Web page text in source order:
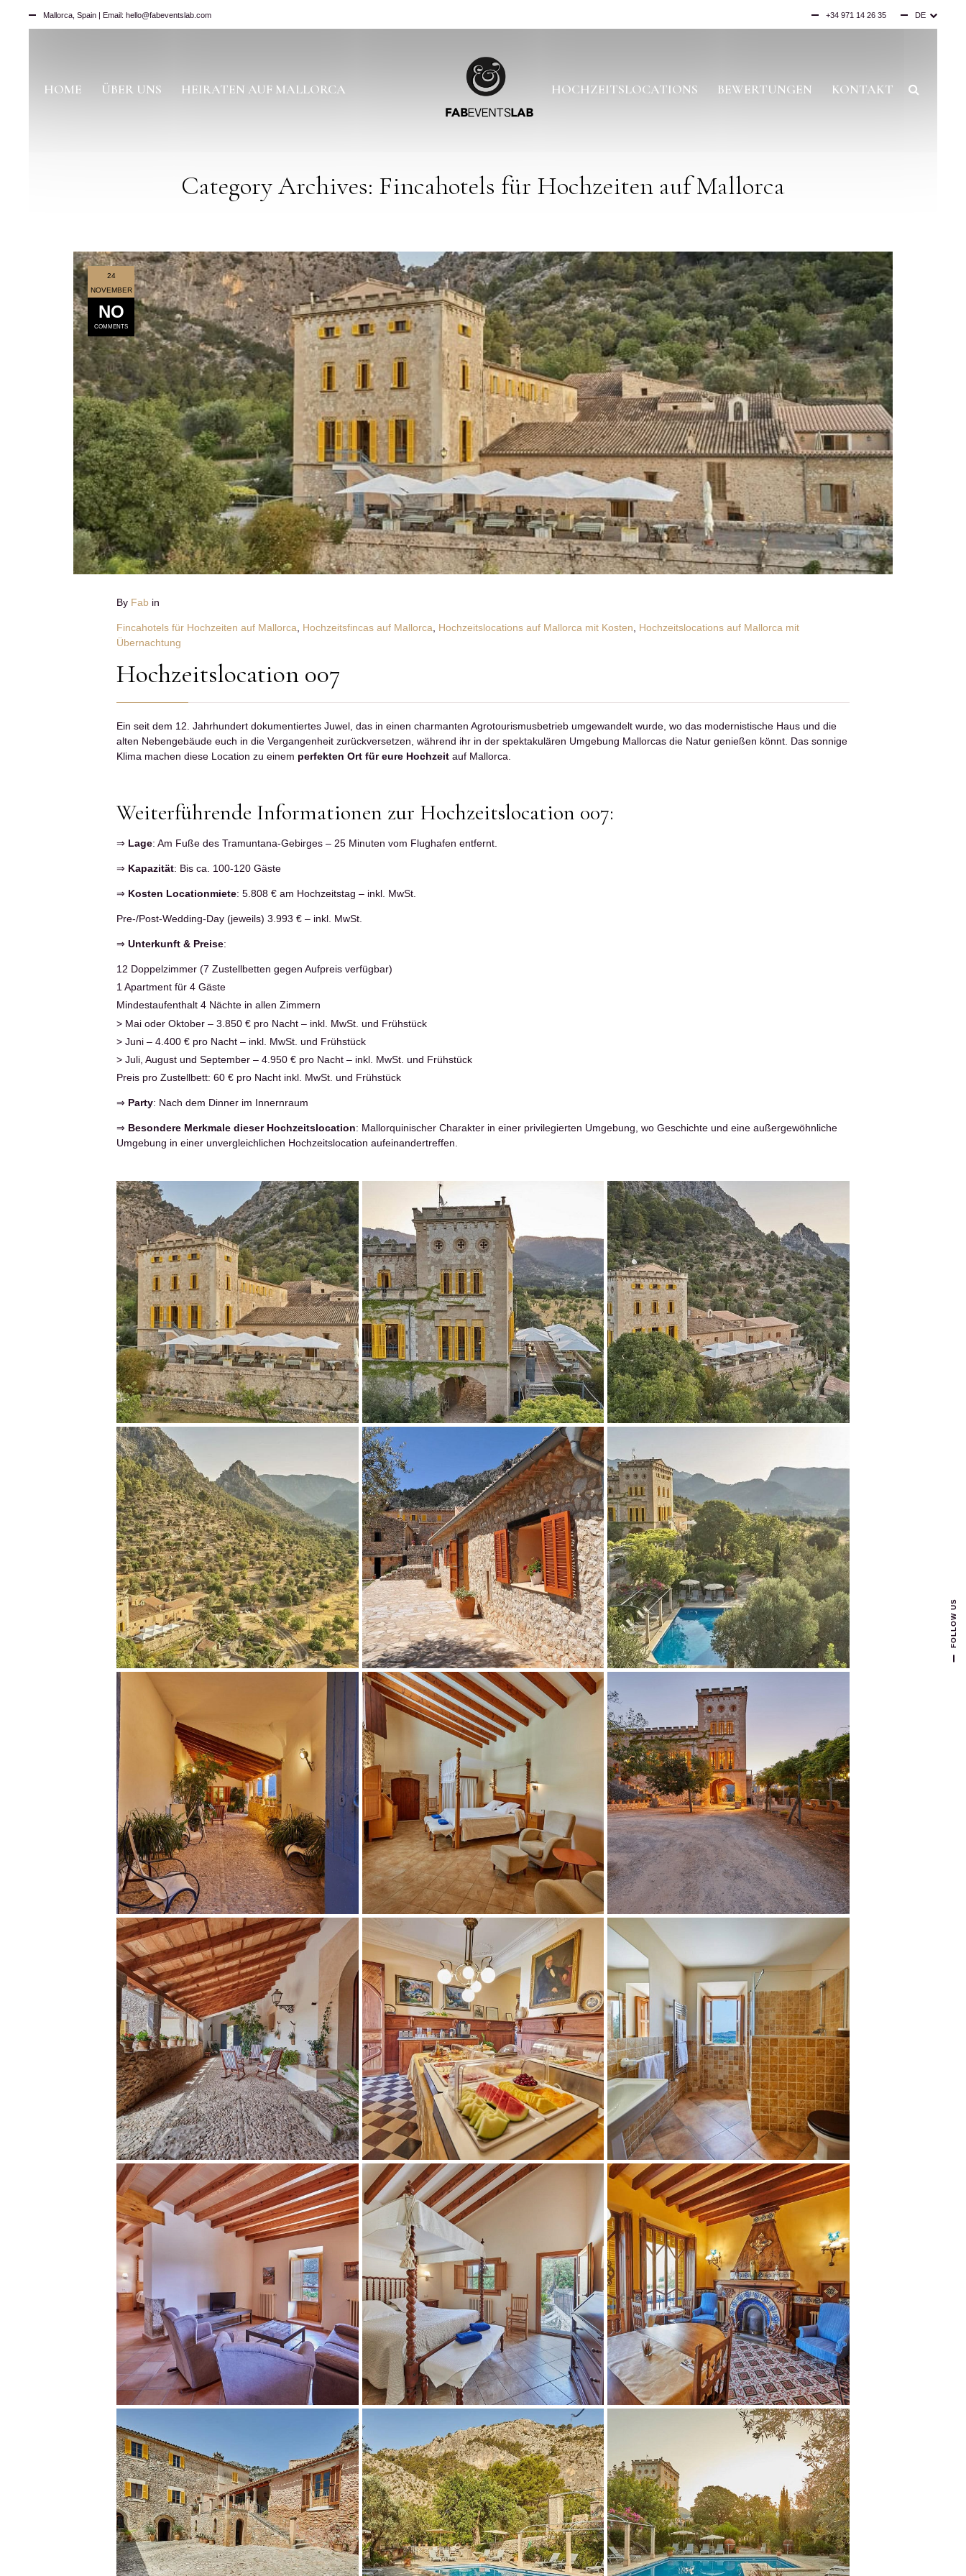
FOLLOW US
Mallorca, Spain | Email: hello@fabeventslab.com +34 971 14 26 35 DE
HOME ÜBER UNS HEIRATEN AUF MALLORCA HOCHZEITSLOCATIONS BEWERTUNGEN KONTAKT
Category Archives: Fincahotels für Hochzeiten auf Mallorca
24
NOVEMBER
NO
COMMENTS
By Fab in
Fincahotels für Hochzeiten auf Mallorca Hochzeitsfincas auf Mallorca Hochzeitslocations auf Mallorca mit Kosten
Hochzeitslocations auf Mallorca mit
Übernachtung
Hochzeitslocation 007
Ein seit dem 12. Jahrhundert dokumentiertes Juwel, das in einen charmanten Agrotourismusbetrieb umgewandelt wurde, wo das modernistische Haus und die
alten Nebengebäude euch in die Vergangenheit zurückversetzen, während ihr in der spektakulären Umgebung Mallorcas die Natur genießen könnt. Das sonnige
Klima machen diese Location zu einem perfekten Ort für eure Hochzeit auf Mallorca.
Weiterführende Informationen zur Hochzeitslocation 007:
⇒ Lage: Am Fuße des Tramuntana-Gebirges – 25 Minuten vom Flughafen entfernt.
⇒ Kapazität: Bis ca. 100-120 Gäste
⇒ Kosten Locationmiete: 5.808 € am Hochzeitstag – inkl. MwSt.
Pre-/Post-Wedding-Day (jeweils) 3.993 € – inkl. MwSt.
⇒ Unterkunft & Preise:
12 Doppelzimmer (7 Zustellbetten gegen Aufpreis verfügbar)
1 Apartment für 4 Gäste
Mindestaufenthalt 4 Nächte in allen Zimmern
> Mai oder Oktober – 3.850 € pro Nacht – inkl. MwSt. und Frühstück
> Juni – 4.400 € pro Nacht – inkl. MwSt. und Frühstück
> Juli, August und September – 4.950 € pro Nacht – inkl. MwSt. und Frühstück
Preis pro Zustellbett: 60 € pro Nacht inkl. MwSt. und Frühstück
⇒ Party: Nach dem Dinner im Innernraum
⇒ Besondere Merkmale dieser Hochzeitslocation: Mallorquinischer Charakter in einer privilegierten Umgebung, wo Geschichte und eine außergewöhnliche
Umgebung in einer unvergleichlichen Hochzeitslocation aufeinandertreffen.